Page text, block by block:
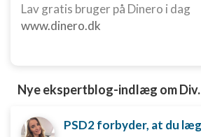
Lav gratis bruger på Dinero i dag
www.dinero.dk
Nye ekspertblog-indlæg om Div.